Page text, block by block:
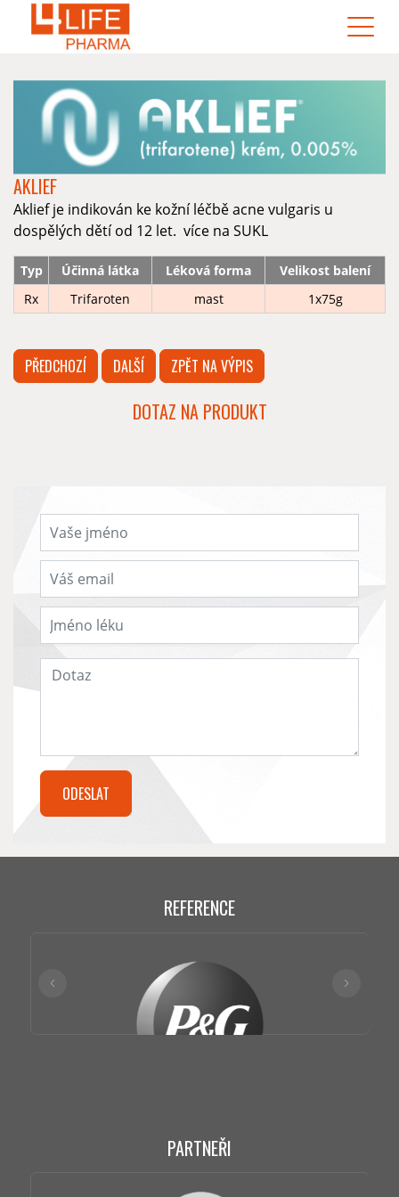
AKLIEF
Aklief je indikován ke kožní léčbě acne vulgaris u
dospělých dětí od 12 let. více na SUKL
Typ Účinná látka Léková forma
Velikost balení
Rx
Trifaroten mast 1x75g
PŘEDCHOZÍ DALŠÍ ZPĚT NA VÝPIS
DOTAZ NA PRODUKT
REFERENCE
PARTNEŘI